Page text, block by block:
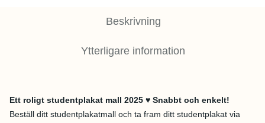
Beskrivning
Ytterligare information
Ett roligt studentplakat mall 2025 ♥ Snabbt och enkelt!
Beställ ditt studentplakatmall och ta fram ditt studentplakat via